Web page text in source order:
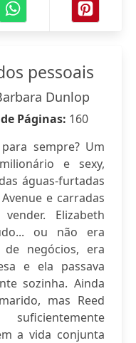
pessoais
Dunlop
Páginas: 160
para sempre? Um
e sexy,
águas-furtadas
e carradas
Elizabeth
ou não era
negócios, era
e ela passava
sozinha. Ainda
mas Reed
a vida conjunta